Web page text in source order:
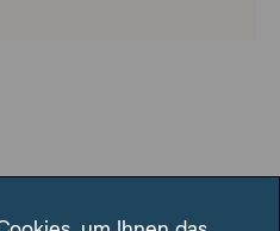
Funktionen. Ihre